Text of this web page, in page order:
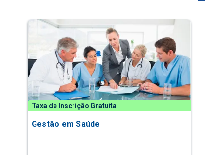
Taxa de Inscrição Gratuita
Gestão em Saúde